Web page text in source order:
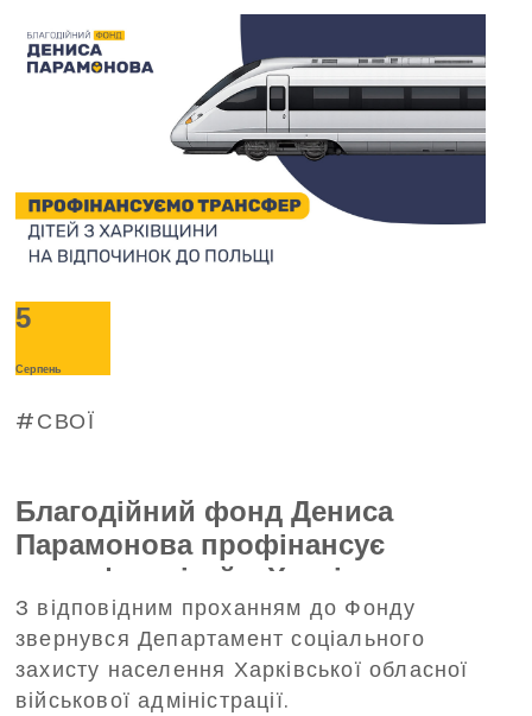
5
Серпень
СВОЇ
Благодійний фонд Дениса
Парамонова профінансує
трансфер дітей з Харківщини на
відпочинок до Польщі
З відповідним проханням до Фонду
звернувся Департамент соціального
захисту населення Харківської обласної
військової адміністрації.